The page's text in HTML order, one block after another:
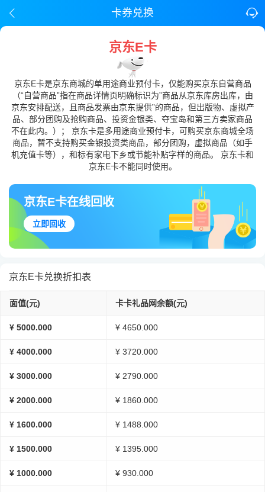
卡券兑换
京东E卡
京东E卡是京东商城的单用途商业预付卡，仅能购买京东自营商品
（“自营商品”指在商品详情页明确标识为”商品从京东库房出库，由
京东安排配送，且商品发票由京东提供”的商品，但出版物、虚拟产
品、部分团购及抢购商品、投资金银类、夺宝岛和第三方卖家商品
不在此内。）； 京东卡是多用途商业预付卡，可购买京东商城全场
商品，暂不支持购买金银投资类商品，部分团购，虚拟商品（如手
机充值卡等），和标有家电下乡或节能补贴字样的商品。 京东卡和
京东E卡不能同时使用。
京东E卡在线回收
立即回收
京东E卡兑换折扣表
面值(元) 卡卡礼品网余额(元)
¥ 5000.000 ¥ 4650.000
¥ 4000.000 ¥ 3720.000
¥ 3000.000 ¥ 2790.000
¥ 2000.000 ¥ 1860.000
¥ 1600.000 ¥ 1488.000
¥ 1500.000 ¥ 1395.000
¥ 1000.000 ¥ 930.000